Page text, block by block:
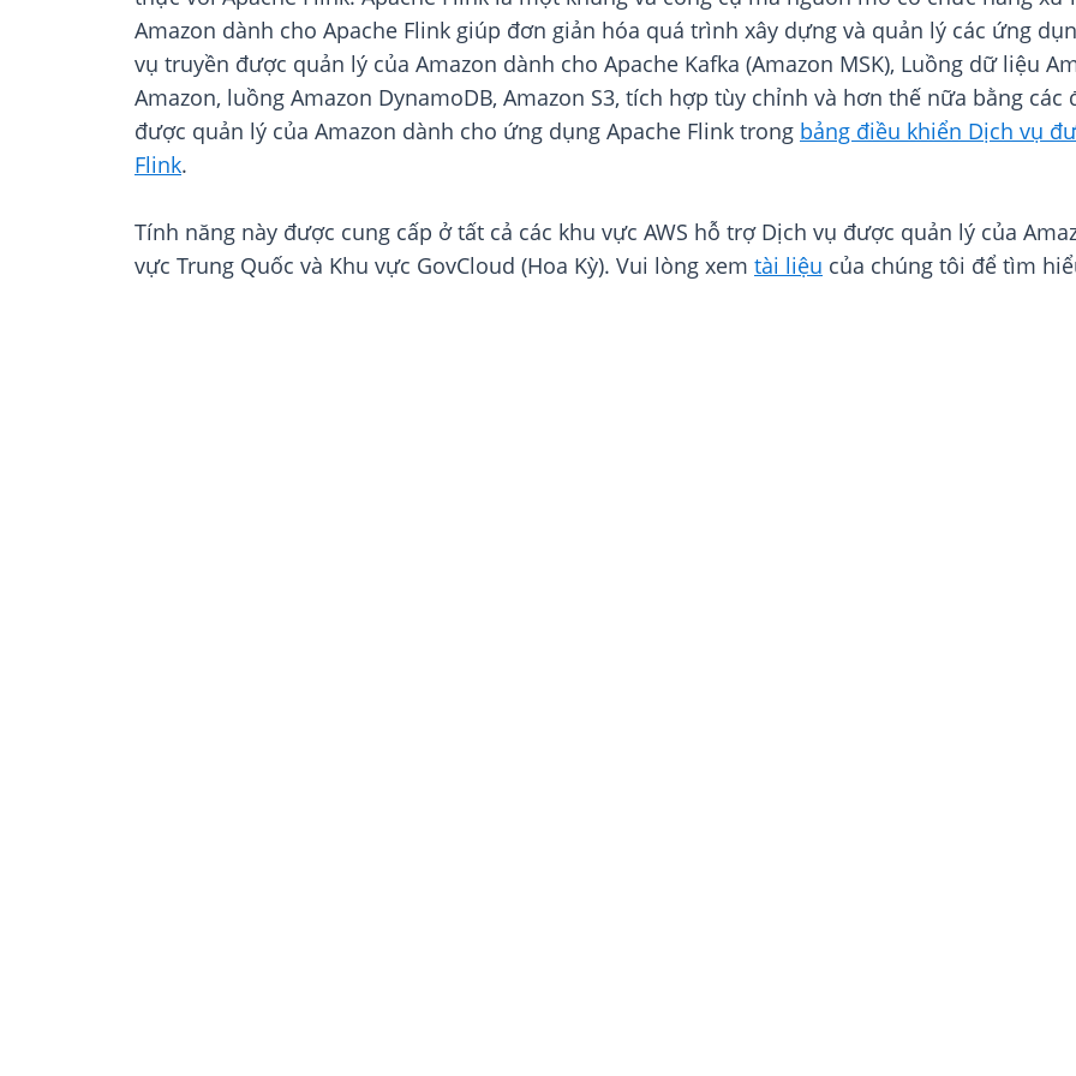
Amazon dành cho Apache Flink giúp đơn giản hóa quá trình xây dựng và quản lý các ứng
vụ truyền được quản lý của Amazon dành cho Apache Kafka (Amazon MSK), Luồng dữ liệu
Amazon, luồng Amazon DynamoDB, Amazon S3, tích hợp tùy chỉnh và hơn thế nữa bằng
được quản lý của Amazon dành cho ứng dụng Apache Flink trong bảng điều khiển Dịch vụ
Flink.
Tính năng này được cung cấp ở tất cả các khu vực AWS hỗ trợ Dịch vụ được quản lý của
vực Trung Quốc và Khu vực GovCloud (Hoa Kỳ). Vui lòng xem tài liệu của chúng tôi để tìm